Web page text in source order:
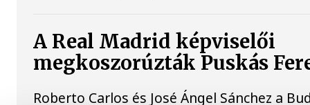
A Real Madrid képviselői
megkoszorúzták Puskás
Roberto Carlos és José Ángel Sánchez a